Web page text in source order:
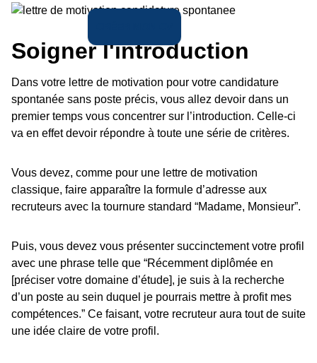
Soigner l'introduction
Dans votre lettre de motivation pour votre candidature
spontanée sans poste précis, vous allez devoir dans un
premier temps vous concentrer sur l’introduction. Celle-ci
va en effet devoir répondre à toute une série de critères.
Vous devez, comme pour une lettre de motivation
classique, faire apparaître la formule d’adresse aux
recruteurs avec la tournure standard “Madame, Monsieur”.
Puis, vous devez vous présenter succinctement votre profil
avec une phrase telle que “Récemment diplômée en
[préciser votre domaine d’étude], je suis à la recherche
d’un poste au sein duquel je pourrais mettre à profit mes
compétences.” Ce faisant, votre recruteur aura tout de suite
une idée claire de votre profil.